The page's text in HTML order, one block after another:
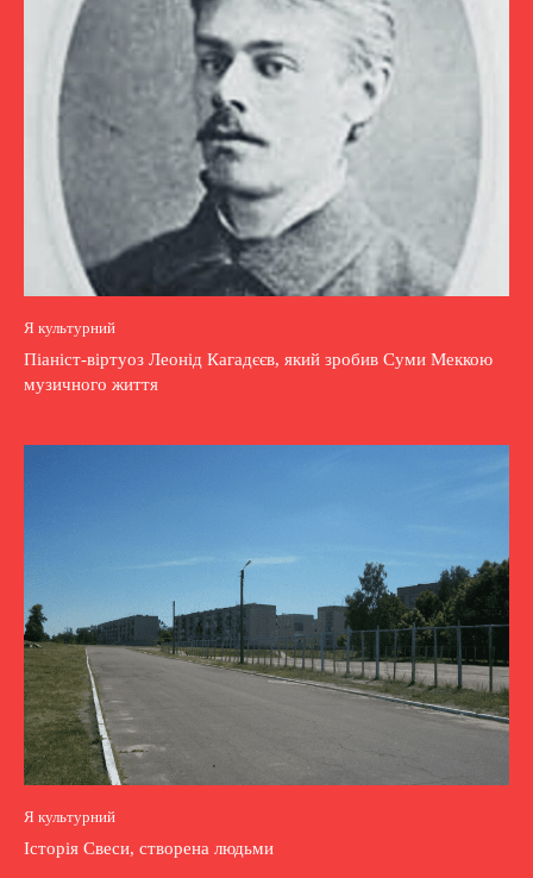
Я культурний
Піаніст-віртуоз Леонід Кагадєєв, який зробив Суми Меккою
музичного життя
Я культурний
Історія Свеси, створена людьми